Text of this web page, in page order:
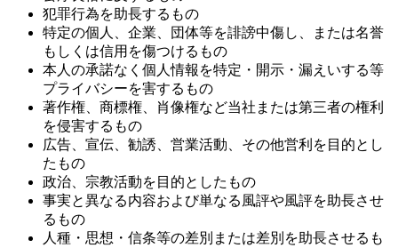
犯罪行為を助長するもの
特定の個人、企業、団体等を誹謗中傷し、または名誉
もしくは信用を傷つけるもの
本人の承諾なく個人情報を特定・開示・漏えいする等
プライバシーを害するもの
著作権、商標権、肖像権など当社または第三者の権利
を侵害するもの
広告、宣伝、勧誘、営業活動、その他営利を目的とし
たもの
政治、宗教活動を目的としたもの
事実と異なる内容および単なる風評や風評を助長させ
るもの
人種・思想・信条等の差別または差別を助長させるも